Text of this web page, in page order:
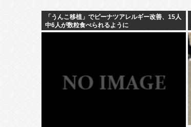
「うんこ移植」でピーナツアレルギー改善、15人
中6人が数粒食べられるように